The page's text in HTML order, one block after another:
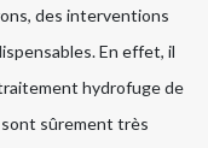
des interventions
En effet, il
hydrofuge de
sûrement très